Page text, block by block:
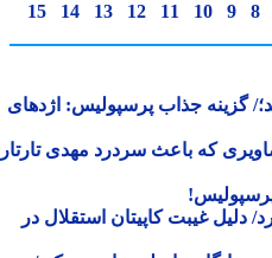
9
10
11
12
13
14
15
شد؛/ گزینه جذاب پرسپولیس: اژدهای
که باعث سردرد مهدی تارتار
غیبت کاپیتان استقلال در